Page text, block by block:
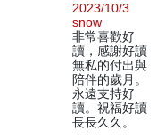
2023/10/3
snow
非常喜歡好
讀，感謝好讀
無私的付出與
陪伴的歲月。
永遠支持好
讀。祝福好讀
長長久久。